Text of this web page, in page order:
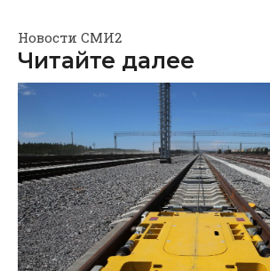
Новости СМИ2
Читайте далее